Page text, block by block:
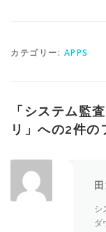
カテゴリー: APPS
「 システム監
リ 」への2件の
シ
ダ